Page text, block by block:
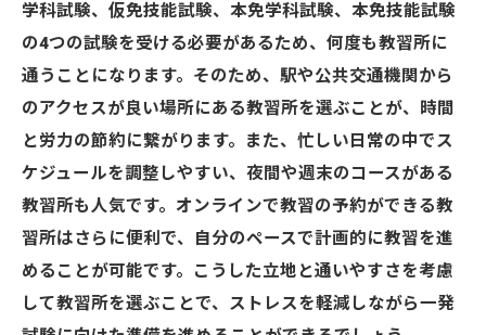
学科試験、仮免技能試験、本免学科試験、本免技能試験
の4つの試験を受ける必要があるため、何度も教習所に
通うことになります。そのため、駅や公共交通機関から
のアクセスが良い場所にある教習所を選ぶことが、時間
と労力の節約に繋がります。また、忙しい日常の中でス
ケジュールを調整しやすい、夜間や週末のコースがある
教習所も人気です。オンラインで教習の予約ができる教
習所はさらに便利で、自分のペースで計画的に教習を進
めることが可能です。こうした立地と通いやすさを考慮
して教習所を選ぶことで、ストレスを軽減しながら一発